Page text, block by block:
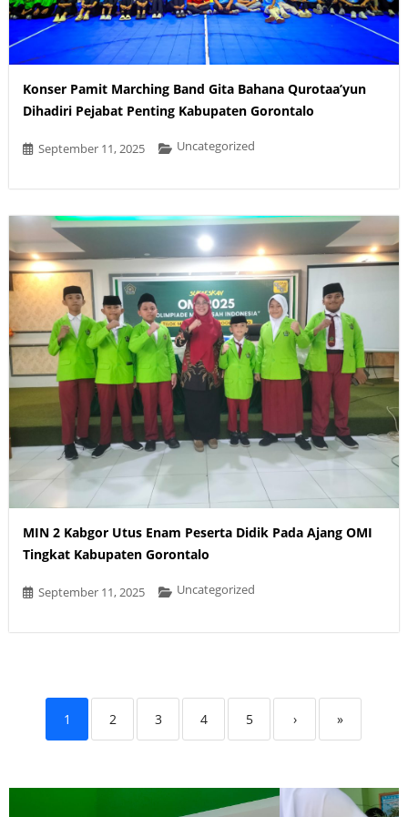
Konser Pamit Marching Band Gita Bahana Qurotaa’yun
Dihadiri Pejabat Penting Kabupaten Gorontalo
September 11, 2025 Uncategorized
MIN 2 Kabgor Utus Enam Peserta Didik Pada Ajang OMI
Tingkat Kabupaten Gorontalo
September 11, 2025 Uncategorized
1 2 3 4 5 › »